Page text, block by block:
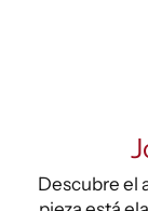
Descubre el